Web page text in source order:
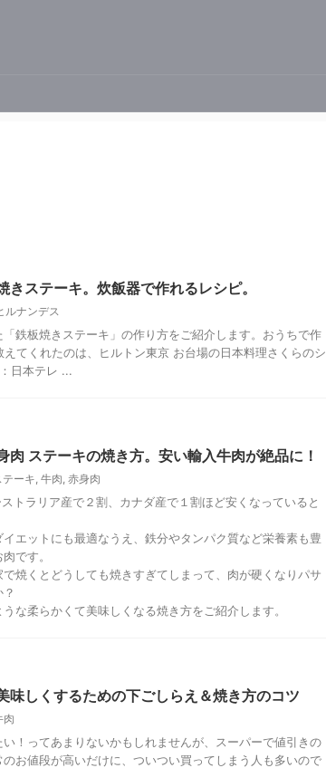
きステーキ。炊飯器で作れるレシピ。
ルナンデス
鉄板焼きステーキ」の作り方をご紹介します。おうちで作
てくれたのは、ヒルトン東京 お台場の日本料理さくらのシ
日本テレ ...
肉 ステーキの焼き方。安い輸入牛肉が絶品に！
テーキ, 牛肉, 赤身肉
トラリア産で２割、カナダ産で１割ほど安くなっていると
エットにも最適なうえ、鉄分やタンパク質など栄養素も豊
です。
焼くとどうしても焼きすぎてしまって、肉が硬くなりパサ
な柔らかくて美味しくなる焼き方をご紹介します。
味しくするための下ごしらえ＆焼き方のコツ
肉
！ってあまりないかもしれませんが、スーパーで値引きの
お値段が高いだけに、ついつい買ってしまう人も多いので